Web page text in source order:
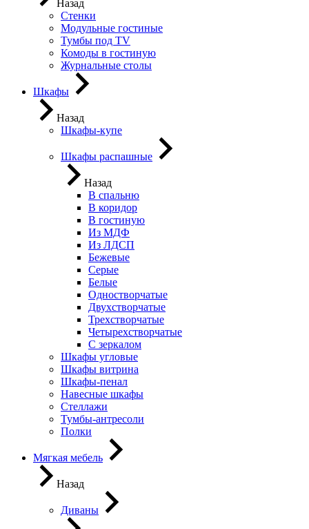
Назад
Стенки
Модульные гостиные
Тумбы под ТV
Комоды в гостиную
Журнальные столы
Шкафы
Назад
Шкафы-купе
Шкафы распашные
Назад
В спальню
В коридор
В гостиную
Из МДФ
Из ЛДСП
Бежевые
Серые
Белые
Одностворчатые
Двухстворчатые
Трехстворчатые
Четырехстворчатые
С зеркалом
Шкафы угловые
Шкафы витрина
Шкафы-пенал
Навесные шкафы
Стеллажи
Тумбы-антресоли
Полки
Мягкая мебель
Назад
Диваны